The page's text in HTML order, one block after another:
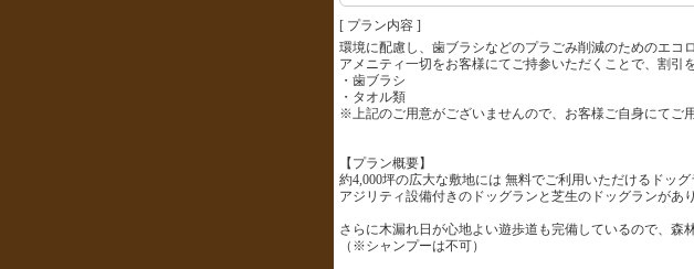
[ プラン内容 ]
環境に配慮し、歯ブラシなどのプラごみ削減のためのエコ
アメニティ一切をお客様にてご持参いただくことで、割引
・歯ブラシ
・タオル類
※上記のご用意がございませんので、お客様ご自身にてご
【プラン概要】
約4,000坪の広大な敷地には 無料でご利用いただけるドッグ
アジリティ設備付きのドッグランと芝生のドッグランがあり
さらに木漏れ日が心地よい遊歩道も完備しているので、森
（※シャンプーは不可）